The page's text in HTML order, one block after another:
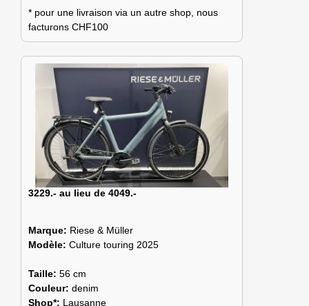
* pour une livraison via un autre shop, nous
facturons CHF100
3229.- au lieu de 4049.-
Marque: Riese & Müller
Modèle: Culture touring 2025
Taille: 56 cm
Couleur: denim
Shop*: Lausanne